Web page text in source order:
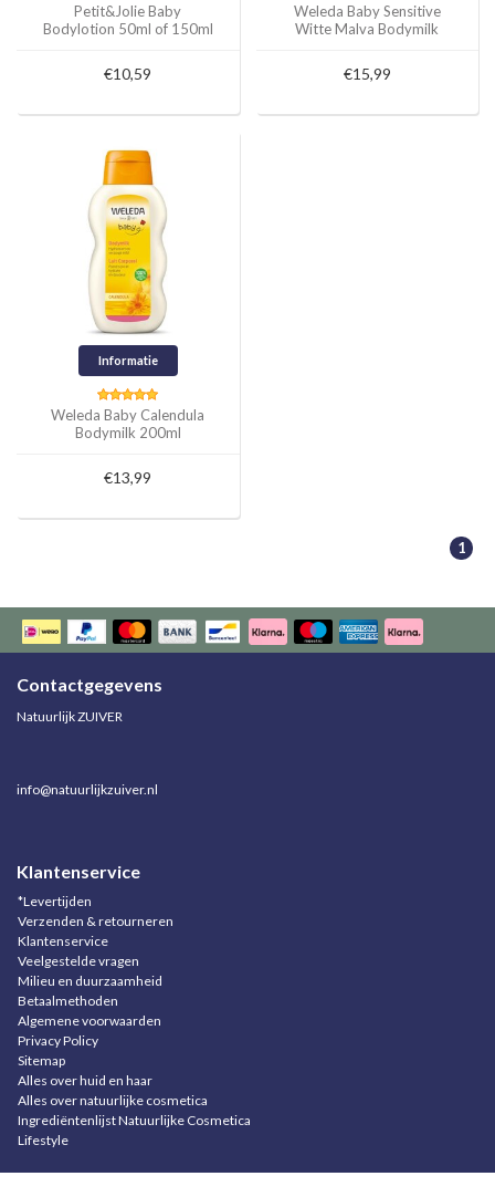
Petit&Jolie Baby
Bodylotion 50ml of 150ml
€10,59
Weleda Baby Sensitive
Witte Malva Bodymilk
€15,99
Informatie
Weleda Baby Calendula
Bodymilk 200ml
€13,99
1
Contactgegevens
Natuurlijk ZUIVER
info@natuurlijkzuiver.nl
Klantenservice
*Levertijden
Verzenden & retourneren
Klantenservice
Veelgestelde vragen
Milieu en duurzaamheid
Betaalmethoden
Algemene voorwaarden
Privacy Policy
Sitemap
Alles over huid en haar
Alles over natuurlijke cosmetica
Ingrediëntenlijst Natuurlijke Cosmetica
Lifestyle